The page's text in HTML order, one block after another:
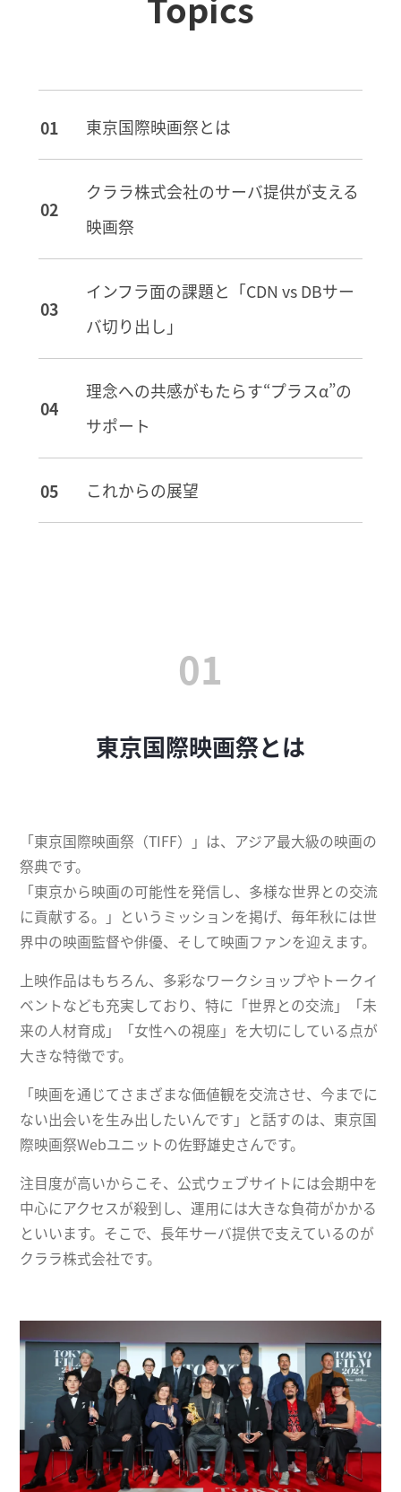
東京国際映画祭とは
クララ株式会社のサーバ提供が支える
映画祭
インフラ面の課題と「CDN vs DBサー
バ切り出し」
理念への共感がもたらす“プラスα”の
サポート
これからの展望
01
東京国際映画祭とは
「東京国際映画祭（TIFF）」は、アジア最大級の映画の
祭典です。
「東京から映画の可能性を発信し、多様な世界との交流
に貢献する。」というミッションを掲げ、毎年秋には世
界中の映画監督や俳優、そして映画ファンを迎えます。
上映作品はもちろん、多彩なワークショップやトークイ
ベントなども充実しており、特に「世界との交流」「未
来の人材育成」「女性への視座」を大切にしている点が
大きな特徴です。
「映画を通じてさまざまな価値観を交流させ、今までに
ない出会いを生み出したいんです」と話すのは、東京国
際映画祭Webユニットの佐野雄史さんです。
注目度が高いからこそ、公式ウェブサイトには会期中を
中心にアクセスが殺到し、運用には大きな負荷がかかる
といいます。そこで、長年サーバ提供で支えているのが
クララ株式会社です。